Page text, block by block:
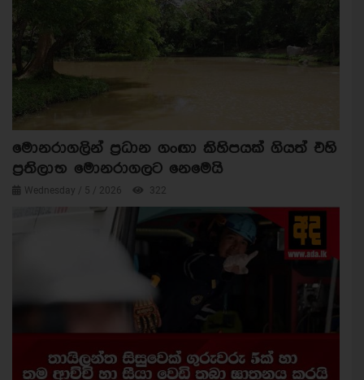
මොනරාගලින් ප්‍රධාන ගංඟා කිහිපයක් ගියත් එහි
ප්‍රතිලාභ මොනරාගලට නෙමෙයි
Wednesday / 5 / 2026 322